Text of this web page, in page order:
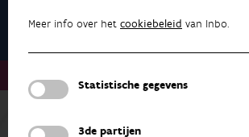
Meer info over het cookiebeleid van Inbo.
Statistische gegevens
3de partijen
Publicaties